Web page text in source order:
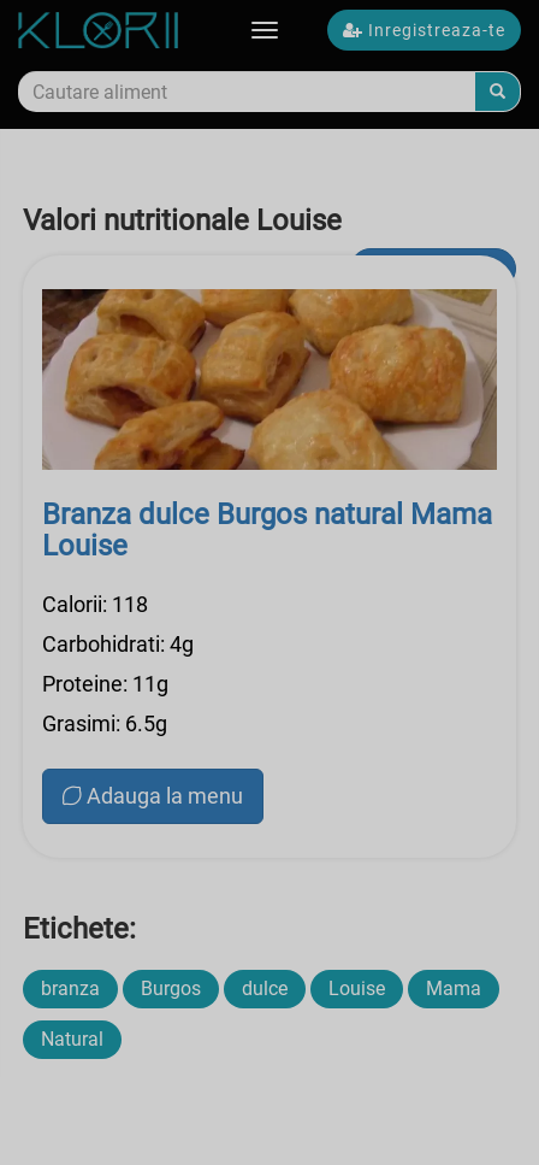
Inregistreaza-te
Toggle
Valori nutritionale Louise
Branza dulce Burgos natural Mama
Louise
Calorii: 118
Carbohidrati: 4g
Proteine: 11g
Grasimi: 6.5g
Adauga la menu
Etichete:
branza Burgos dulce Louise Mama
Natural